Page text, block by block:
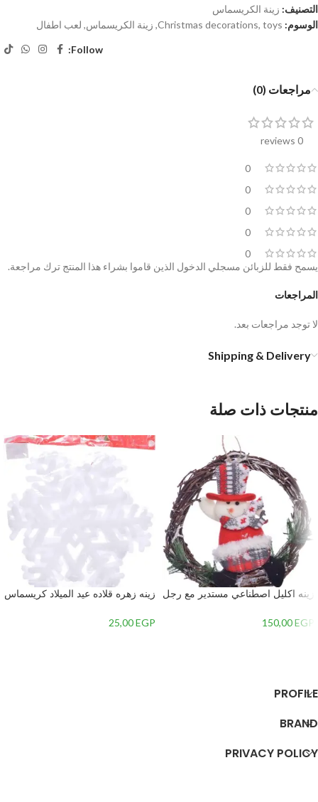
التصنيف: زينة الكريسماس
الوسوم:
Christmas decorations, toys
, زينة الكريسماس, لعب اطفال
Follow:
مراجعات (0)
0 reviews
0
0
0
0
0
المراجعات
لا توجد مراجعات بعد.
يسمح فقط للزبائن مسجلي الدخول الذين قاموا بشراء هذا المنتج ترك مراجعة.
Shipping & Delivery
منتجات ذات صلة
زينه اكليل اصطناعي مستدير مع رجل
1
150,00EGP
زينه زهره قلاده عيد الميلاد كريسماس
25,00EGP
PROFILE
BRAND
PRIVACY POLICY